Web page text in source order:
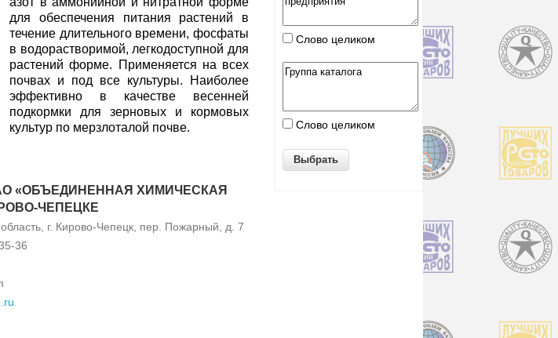
для обеспечения питания растений в
течение длительного времени, фосфаты
в водорастворимой, легкодоступной для
растений форме. Применяется на всех
почвах и под все культуры. Наиболее
эффективно в качестве весенней
подкормки для зерновых и кормовых
культур по мерзлоталой почве.
«ОБЪЕДИНЕННАЯ ХИМИЧЕСКАЯ
ЧЕПЕЦКЕ
г. Кирово-Чепецк, пер. Пожарный, д. 7
36
Слово целиком
Слово целиком